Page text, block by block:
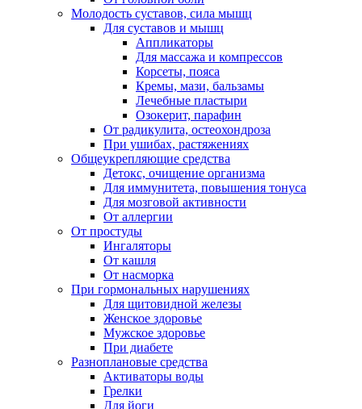
Молодость суставов, сила мышц
Для суставов и мышц
Аппликаторы
Для массажа и компрессов
Корсеты, пояса
Кремы, мази, бальзамы
Лечебные пластыри
Озокерит, парафин
От радикулита, остеохондроза
При ушибах, растяжениях
Общеукрепляющие средства
Детокс, очищение организма
Для иммунитета, повышения тонуса
Для мозговой активности
От аллергии
От простуды
Ингаляторы
От кашля
От насморка
При гормональных нарушениях
Для щитовидной железы
Женское здоровье
Мужское здоровье
При диабете
Разноплановые средства
Активаторы воды
Грелки
Для йоги